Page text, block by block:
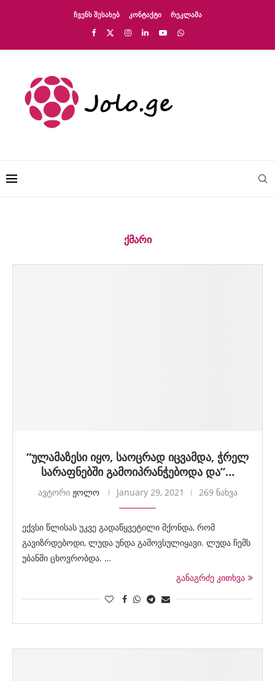
ᲩᲕᲔᲜᲡ ᲨᲔᲡᲐᲮᲔᲑ ᲙᲝᲜᲢᲐᲥᲢᲘ ᲠᲔᲙᲚᲐᲛᲐ
ᲥᲛᲐᲠᲘ
“ულამაზესი იყო, საოცრად იცვამდა, ჭრელ
სარაფნებში გამოიპრანჭებოდა და”…
ავტორი ჟოლო January 29, 2021 269 ნახვა
ექვსი წლისას უკვე გადაწყვეტილი მქონდა, რომ
გავიზრდებოდი, ლუდა უნდა გამოვსულიყავი. ლუდა ჩემს
უბანში ცხოვრობდა. …
განაგრძე კითხვა